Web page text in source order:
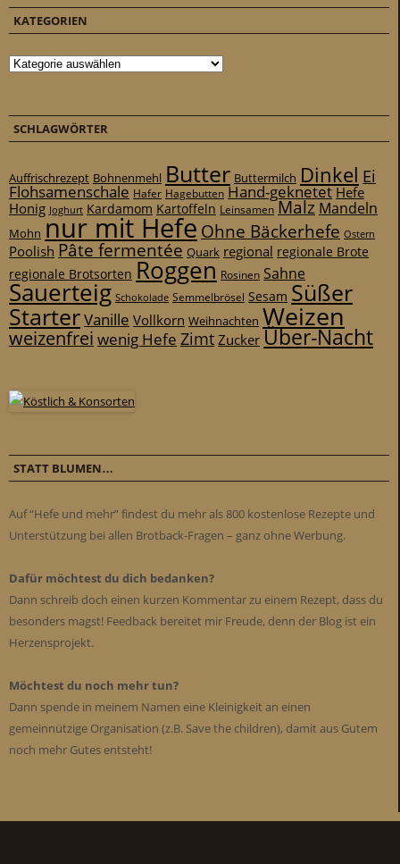
KATEGORIEN
Kategorien
SCHLAGWÖRTER
Auffrischrezept Bohnenmehl Butter Buttermilch Dinkel Ei
Flohsamenschale Hafer Hagebutten Hand-geknetet Hefe
Honig Joghurt Kardamom Kartoffeln Leinsamen Malz Mandeln
Mohn nur mit Hefe Ohne Bäckerhefe Ostern
Poolish Pâte fermentée Quark regional regionale Brote
regionale Brotsorten Roggen Rosinen Sahne
Sauerteig Schokolade Semmelbrösel Sesam Süßer
StarterVanille Vollkorn Weihnachten Weizen
weizenfrei wenig Hefe ZimtZuckerÜber-Nacht
STATT BLUMEN…
Auf “Hefe und mehr” findest du mehr als 800 kostenlose Rezepte und
Unterstützung bei allen Brotback-Fragen – ganz ohne Werbung.
Dafür möchtest du dich bedanken?
Dann schreib doch einen kurzen Kommentar zu einem Rezept, dass du
besonders magst! Feedback bereitet mir Freude, denn der Blog ist ein
Herzensprojekt.
Möchtest du noch mehr tun?
Dann spende in meinem Namen eine Kleinigkeit an einen
gemeinnützige Organisation (z.B. Save the children), damit aus Gutem
noch mehr Gutes entsteht!